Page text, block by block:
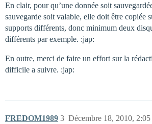
En clair, pour qu’une donnée soit
sauvegarde soit valable, elle doit être copiée
supports différents, donc minimum deux
différents par exemple. :jap:
En outre, merci de faire un effort sur la
difficile a suivre. :jap:
FREDOM1989 Décembre 18, 2010, 2:05
3